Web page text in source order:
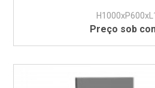
Preço sob